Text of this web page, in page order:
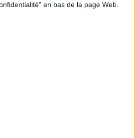
en bas de la page Web.